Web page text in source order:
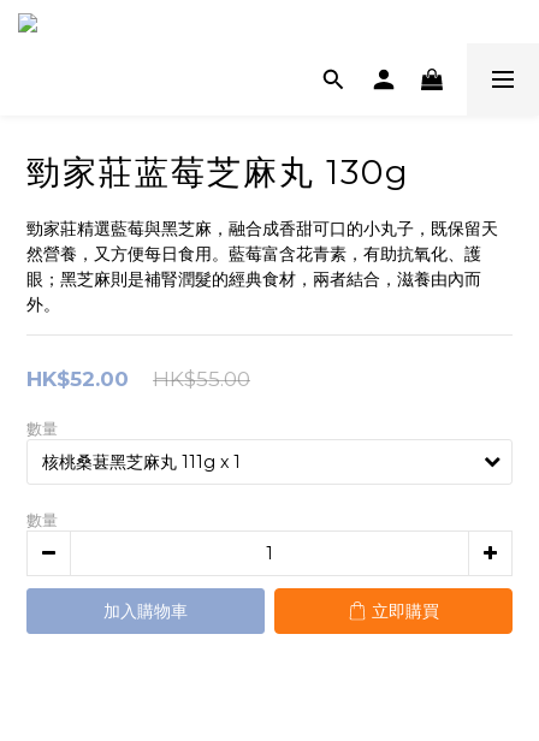
勁家莊蓝莓芝麻丸 130g
勁家莊精選藍莓與黑芝麻，融合成香甜可口的小丸子，既保留天
然營養，又方便每日食用。藍莓富含花青素，有助抗氧化、護
眼；黑芝麻則是補腎潤髮的經典食材，兩者結合，滋養由內而
外。
HK$55.00
HK$52.00
數量
數量
加入購物車 立即購買